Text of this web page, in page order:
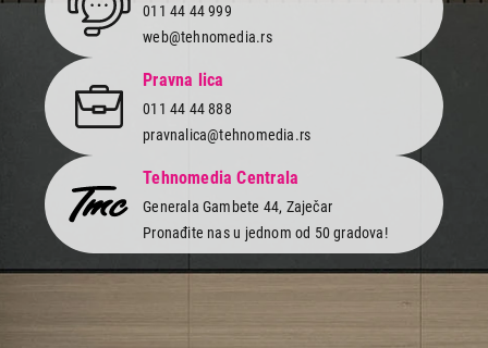
011 44 44 999
web@tehnomedia.rs
Pravna lica
011 44 44 888
pravnalica@tehnomedia.rs
Tehnomedia Centrala
Generala Gambete 44, Zaječar
Pronađite nas u jednom od 50 gradova!